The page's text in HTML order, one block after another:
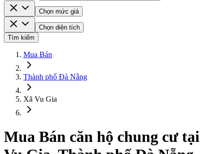
Chọn mức giá
Chọn diện tích
Tìm kiếm
Mua Bán
Thành phố Đà Nẵng
Xã Vu Gia
Mua Bán căn hộ chung cư tại